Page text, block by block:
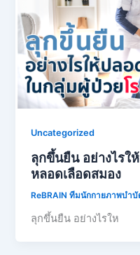
Uncategorized
ลุกขึ้นยืน อย่างไรใ
หลอดเลือดสมอง
ReBRAIN ทีมนักกายภาพบำบั
ลุกขึ้นยืน อย่างไรให